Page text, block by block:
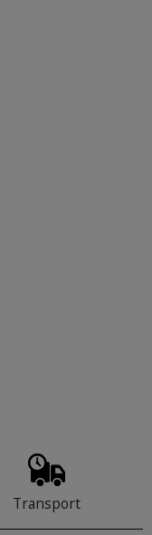
Transport